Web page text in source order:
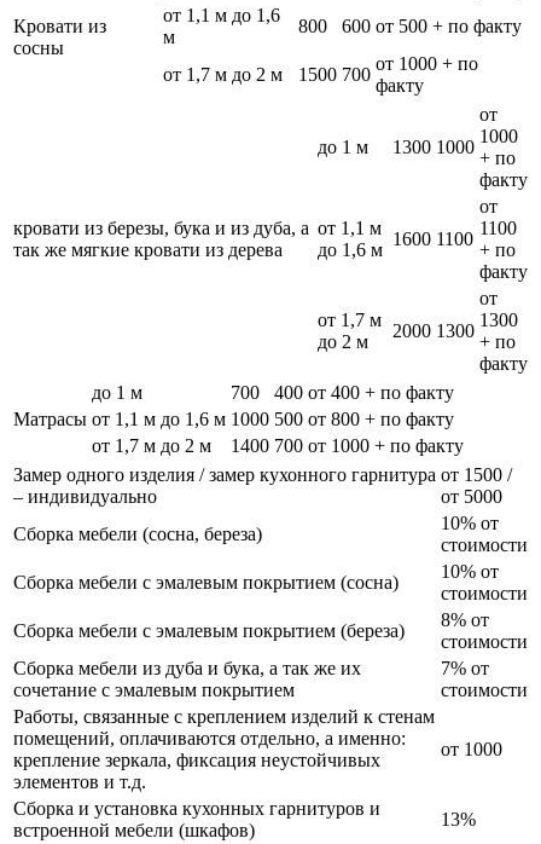
Кровати из
сосны
от 1,1 м до 1,6
м
800 600 от 500 + по факту
от 1,7 м до 2 м 1500 700
от 1000 + по
факту
кровати из березы, бука и из дуба, а
так же мягкие кровати из дерева
до 1 м 1300 1000
от
1000
+ по
факту
от 1,1 м
до 1,6 м
1600 1100
от
1100
+ по
факту
от 1,7 м
до 2 м
2000 1300
от
1300
+ по
факту
Матрасы
до 1 м 700 400 от 400 + по факту
от 1,1 м до 1,6 м 1000 500 от 800 + по факту
от 1,7 м до 2 м
1400 700 от 1000 + по факту
Замер одного изделия / замер кухонного гарнитура
– индивидуально
от 1500 /
от 5000
Сборка мебели (сосна, береза)
10% от
стоимости
Сборка мебели с эмалевым покрытием (сосна)
10% от
стоимости
Сборка мебели с эмалевым покрытием (береза)
8% от
стоимости
Сборка мебели из дуба и бука, а так же их
сочетание с эмалевым покрытием
7% от
стоимости
Работы, связанные с креплением изделий к стенам
помещений, оплачиваются отдельно, а именно:
крепление зеркала, фиксация неустойчивых
элементов и т.д.
от 1000
Сборка и установка кухонных гарнитуров и
встроенной мебели (шкафов)
13%